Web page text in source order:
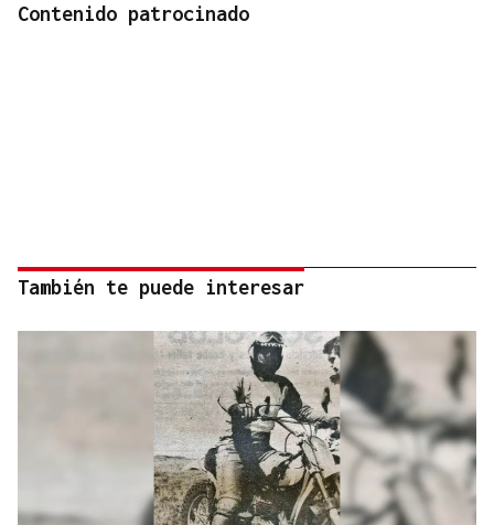
Contenido patrocinado
También te puede interesar